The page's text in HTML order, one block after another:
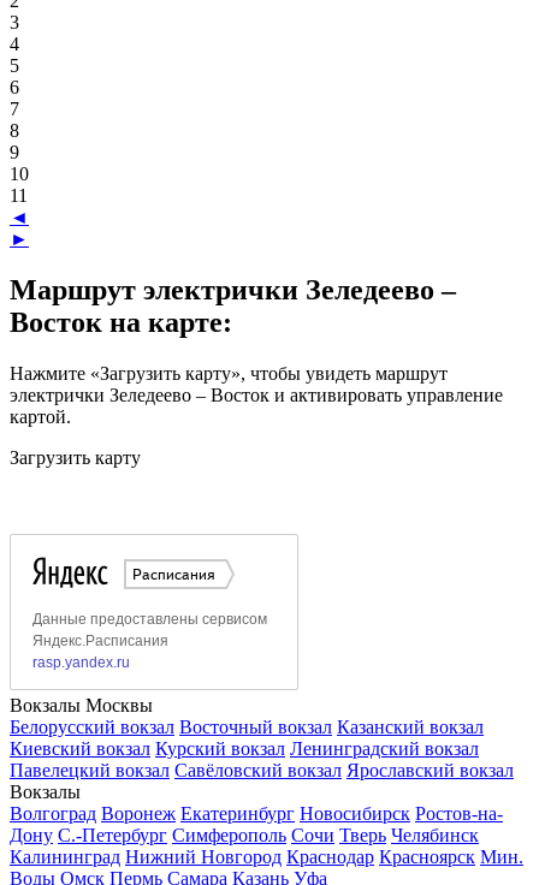
3
4
5
6
7
8
9
10
11
◄
►
Маршрут электрички Зеледеево –
Восток на карте:
Нажмите «Загрузить карту», чтобы увидеть маршрут
электрички Зеледеево – Восток и активировать управление
картой.
Загрузить карту
Вокзалы Москвы
Белорусский вокзал Восточный вокзал Казанский вокзал
Киевский вокзал Курский вокзал Ленинградский вокзал
Павелецкий вокзал Савёловский вокзал Ярославский вокзал
Вокзалы
Волгоград Воронеж Екатеринбург Новосибирск Ростов-на-
Дону С.-Петербург Симферополь Сочи Тверь Челябинск
Калининград Нижний Новгород Краснодар Красноярск Мин.
Воды Омск Пермь Самара Казань Уфа